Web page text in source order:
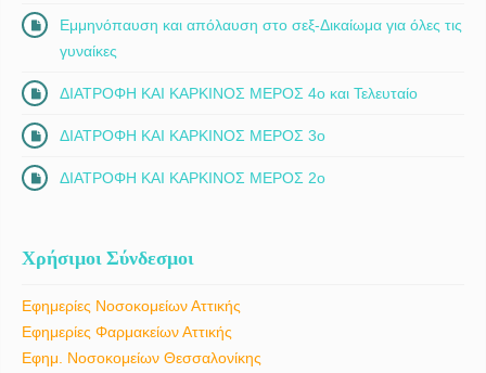
Εμμηνόπαυση και απόλαυση στο σεξ-Δικαίωμα για όλες τις
γυναίκες
ΔΙΑΤΡΟΦΗ ΚΑΙ ΚΑΡΚΙΝΟΣ ΜΕΡΟΣ 4ο και Τελευταίο
ΔΙΑΤΡΟΦΗ ΚΑΙ ΚΑΡΚΙΝΟΣ ΜΕΡΟΣ 3ο
ΔΙΑΤΡΟΦΗ ΚΑΙ ΚΑΡΚΙΝΟΣ ΜΕΡΟΣ 2ο
Χρήσιμοι Σύνδεσμοι
Εφημερίες Νοσοκομείων Αττικής
Εφημερίες Φαρμακείων Αττικής
Εφημ. Νοσοκομείων Θεσσαλονίκης